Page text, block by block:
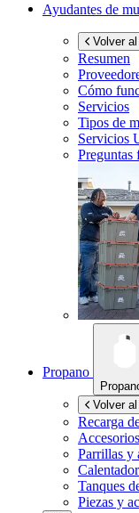
Ayudantes de
Volver
Resumen
Cómo
Servicios
Tipos de
Servicios
Preguntas
Propano
Volver
Recarga
Parrillas y
Tanques
Piezas y